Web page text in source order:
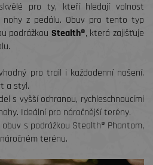
pro ty, kteří hledají volnost
nohy z pedálu. Obuv pro tento typ
podrážkou Stealth®, která zajišťuje
pro trail i každodenní nošení.
a styl.
s vyšší ochranou, rychleschnoucími
Ideální pro náročnější terény.
obuv s podrážkou Stealth® Phantom,
terénu.